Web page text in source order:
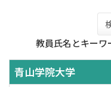
教員氏名とキーワ
青山学院大学